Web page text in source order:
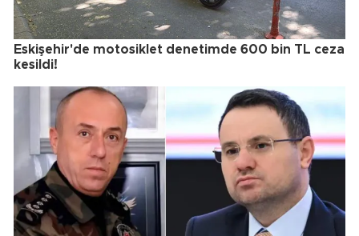
Eskişehir'de motosiklet denetimde 600 bin TL ceza
kesildi!